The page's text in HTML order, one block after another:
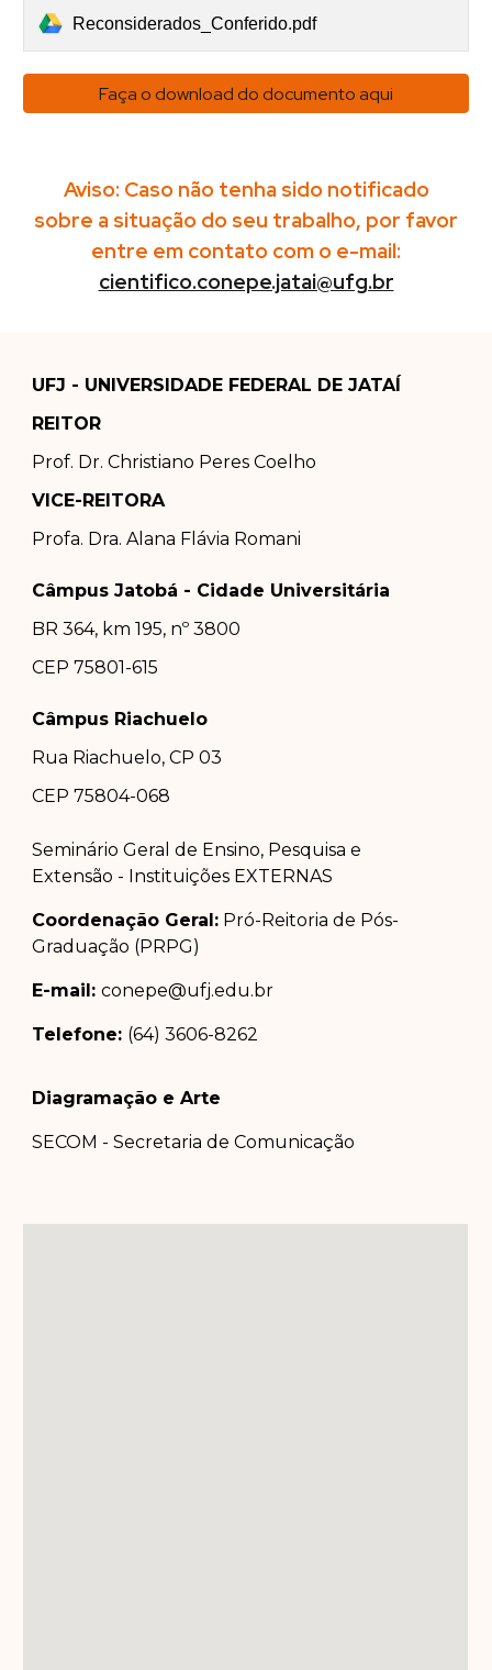
Reconsiderados_Conferido.pdf
Faça o download do documento aqui
Aviso: Caso não tenha sido notificado
sobre a situação do seu trabalho, por favor
entre em contato com o e-mail:
cientifico.conepe.jatai@ufg.br
UFJ - UNIVERSIDADE FEDERAL DE JATAÍ
REITOR
Prof. Dr. Christiano Peres Coelho
VICE-REITORA
Profa. Dra. Alana Flávia Romani
Câmpus Jatobá - Cidade Universitária
BR 364, km 195, nº 3800
CEP 75801-615
Câmpus Riachuelo
Rua Riachuelo, CP 03
CEP 75804-068
Seminário Geral de Ensino, Pesquisa e
Extensão - Instituições EXTERNAS
Coordenação Geral: Pró-Reitoria de Pós-
Graduação (PRPG)
E-mail:conepe@ufj.edu.br
Telefone: (64) 3606-8262
Diagramação e Arte
SECOM - Secretaria de Comunicação